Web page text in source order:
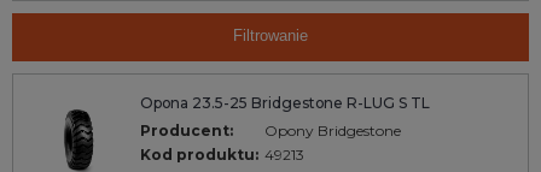
Nośność
Filtrowanie
Opona 23.5-25 Bridgestone R-LUG S TL
Producent:
Opony Bridgestone
Kod produktu: 49213